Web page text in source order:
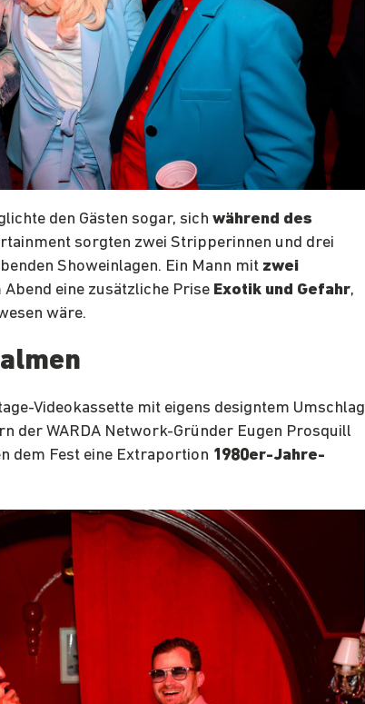
den Gästen sogar, sich während des
sorgten zwei Stripperinnen und drei
Showeinlagen. Ein Mann mit zwei
eine zusätzliche Prise Exotik und Gefahr,
wäre.
Videokassette mit eigens designtem Umschlag
der WARDA Network-Gründer Eugen Prosquill
dem Fest eine Extraportion 1980er-Jahre-